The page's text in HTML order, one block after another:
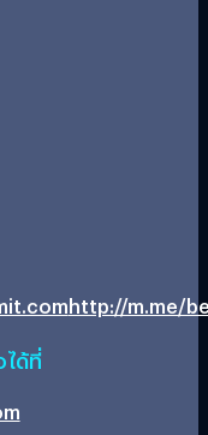
http://m.me/
ด้ที่